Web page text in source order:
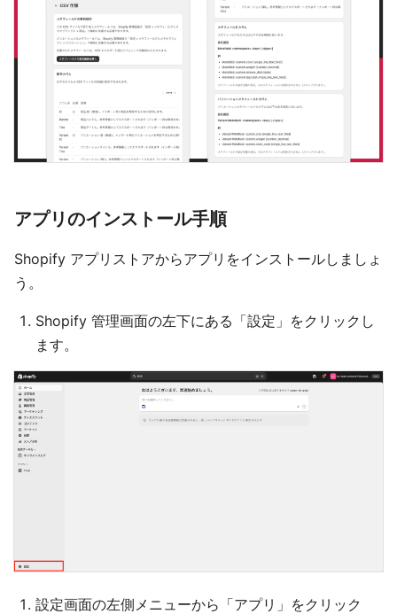
アプリのインストール手順
Shopify アプリストアからアプリをインストールしましょ
う。
Shopify 管理画面の左下にある「設定」をクリックし
ます。
設定画面の左側メニューから「アプリ」をクリック